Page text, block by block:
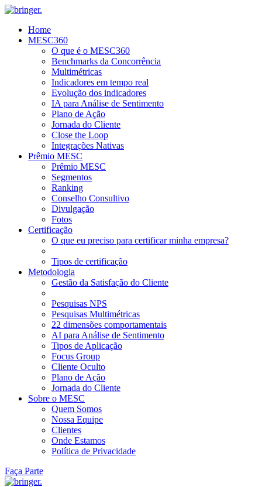
Home
MESC360
O que é o MESC360
Benchmarks da Concorrência
Multimétricas
Indicadores em tempo real
Evolução dos indicadores
IA para Análise de Sentimento
Plano de Ação
Jornada do Cliente
Close the Loop
Integrações Nativas
Prêmio MESC
Prêmio MESC
Segmentos
Ranking
Conselho Consultivo
Divulgação
Fotos
Certificação
O que eu preciso para certificar minha empresa?
Tipos de certificação
Metodologia
Gestão da Satisfação do Cliente
Pesquisas NPS
Pesquisas Multimétricas
22 dimensões comportamentais
AI para Análise de Sentimento
Tipos de Aplicação
Focus Group
Cliente Oculto
Plano de Ação
Jornada do Cliente
Sobre o MESC
Quem Somos
Nossa Equipe
Clientes
Onde Estamos
Política de Privacidade
Faça Parte